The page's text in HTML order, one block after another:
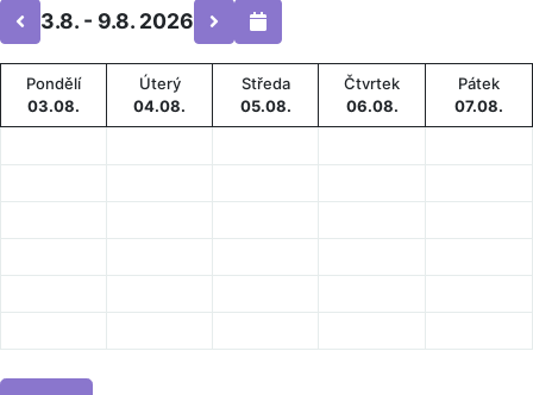
3.8. - 9.8. 2026
Pondělí
03.08.
Úterý
04.08.
Středa
05.08.
Čtvrtek
06.08.
Pátek
07.08.